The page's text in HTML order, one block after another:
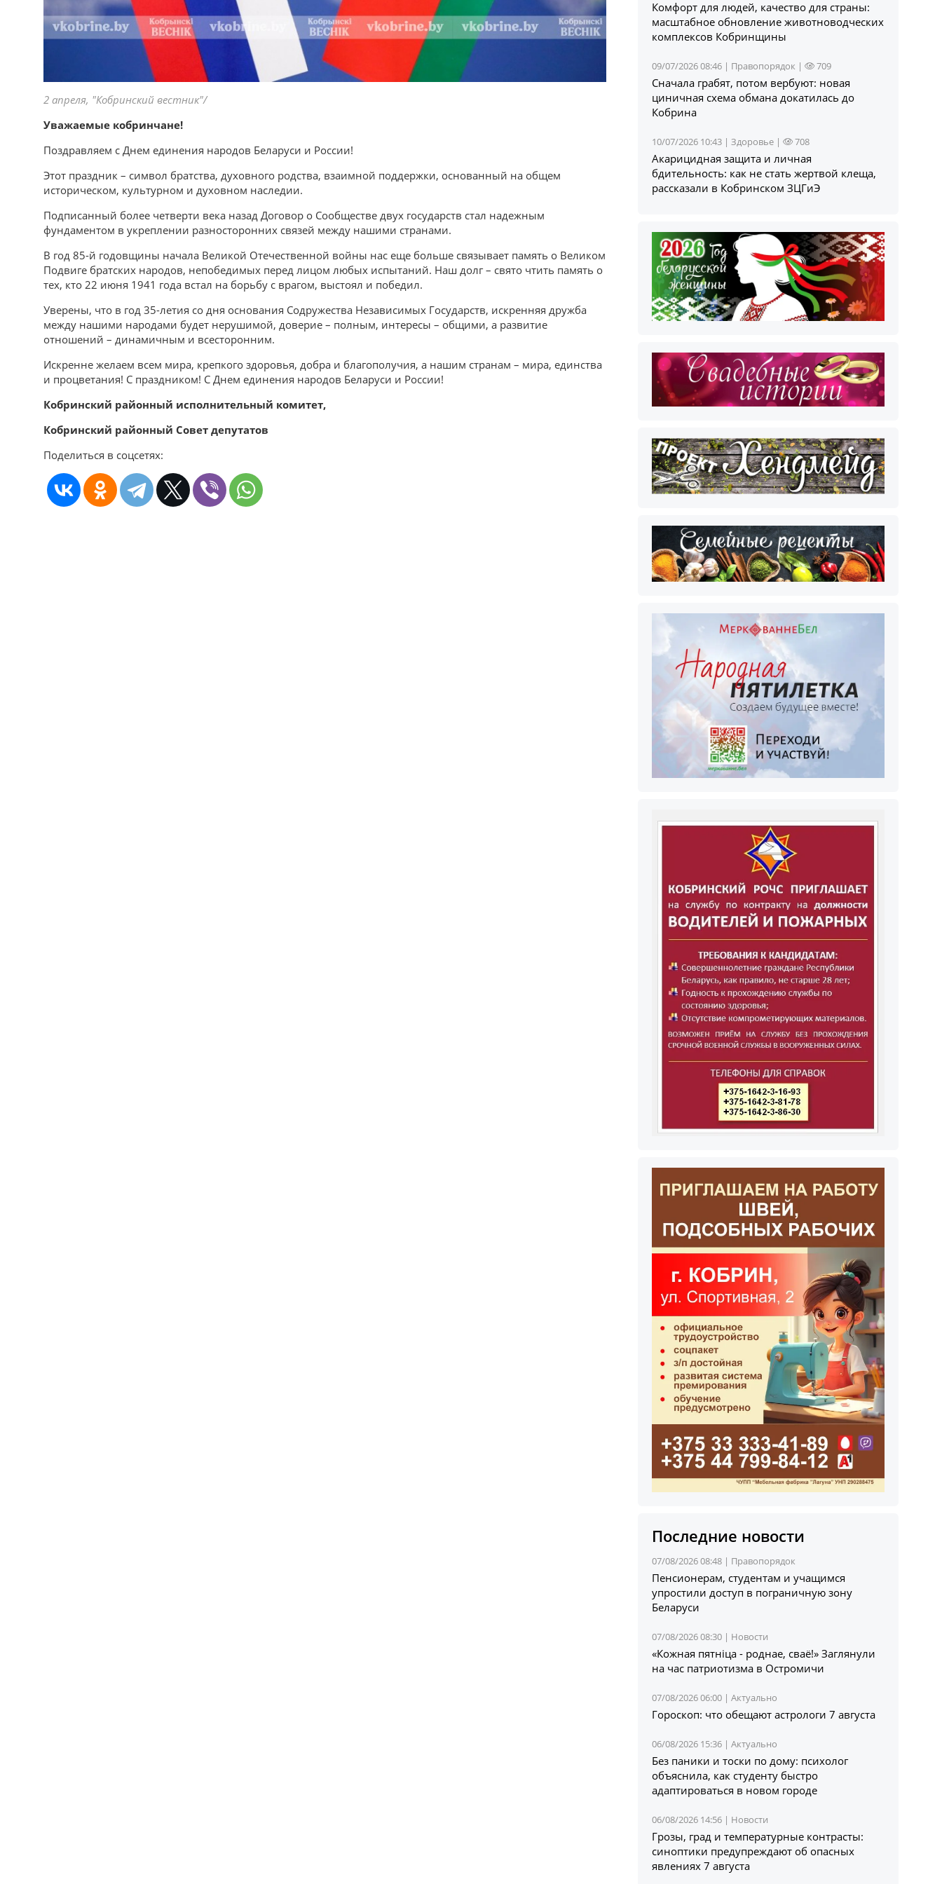
2 апреля, "Кобринский вестник"/
Уважаемые кобринчане!
Поздравляем с Днем единения народов Беларуси и России!
Этот праздник – символ братства, духовного родства, взаимной поддержки, основанный на общем
историческом, культурном и духовном наследии.
Подписанный более четверти века назад Договор о Сообществе двух государств стал надежным
фундаментом в укреплении разносторонних связей между нашими странами.
В год 85-й годовщины начала Великой Отечественной войны нас еще больше связывает память о Великом
Подвиге братских народов, непобедимых перед лицом любых испытаний. Наш долг – свято чтить память о
тех, кто 22 июня 1941 года встал на борьбу с врагом, выстоял и победил.
Уверены, что в год 35-летия со дня основания Содружества Независимых Государств, искренняя дружба
между нашими народами будет нерушимой, доверие – полным, интересы – общими, а развитие
отношений – динамичным и всесторонним.
Искренне желаем всем мира, крепкого здоровья, добра и благополучия, а нашим странам – мира, единства
и процветания! С праздником! С Днем единения народов Беларуси и России!
Кобринский районный исполнительный комитет,
Кобринский районный Совет депутатов
Поделиться в соцсетях:
Комфорт для людей, качество для страны:
масштабное обновление животноводческих
комплексов Кобринщины
09/07/2026 08:46 | Правопорядок | 709
Сначала грабят, потом вербуют: новая
циничная схема обмана докатилась до
Кобрина
10/07/2026 10:43 |Здоровье | 708
Акарицидная защита и личная
бдительность: как не стать жертвой клеща,
рассказали в Кобринском ЗЦГиЭ
Последние новости
07/08/2026 08:48 | Правопорядок
Пенсионерам, студентам и учащимся
упростили доступ в пограничную зону
Беларуси
07/08/2026 08:30 | Новости
«Кожная пятніца - роднае, сваё!» Заглянули
на час патриотизма в Остромичи
07/08/2026 06:00 |Актуально
Гороскоп: что обещают астрологи 7 августа
06/08/2026 15:36 |Актуально
Без паники и тоски по дому: психолог
объяснила, как студенту быстро
адаптироваться в новом городе
06/08/2026 14:56 | Новости
Грозы, град и температурные контрасты:
синоптики предупреждают об опасных
явлениях 7 августа